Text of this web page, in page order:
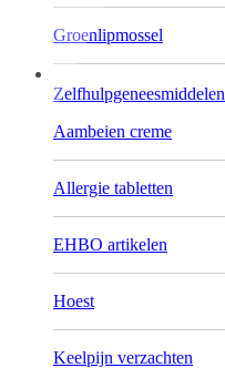
Groenlipmossel
Zelfhulpgeneesmiddelen
Aambeien creme
Allergie tabletten
EHBO artikelen
Hoest
Keelpijn verzachten